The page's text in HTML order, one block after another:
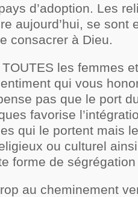
d’adoption. Les
aujourd’hui, se sont
consacrer à Dieu.
les femmes
qui vous
pas que le port
favorise
qui le portent mais
ou culturel
forme de
au cheminement